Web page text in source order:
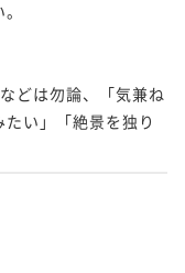
どは勿論、「気兼ね
い」「絶景を独り